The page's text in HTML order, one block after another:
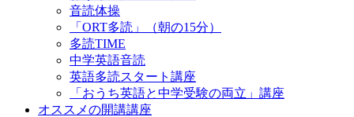
音読体操
「ORT多読」（朝の15分）
多読TIME
中学英語音読
英語多読スタート講座
「おうち英語と中学受験の両立」講座
オススメの開講講座